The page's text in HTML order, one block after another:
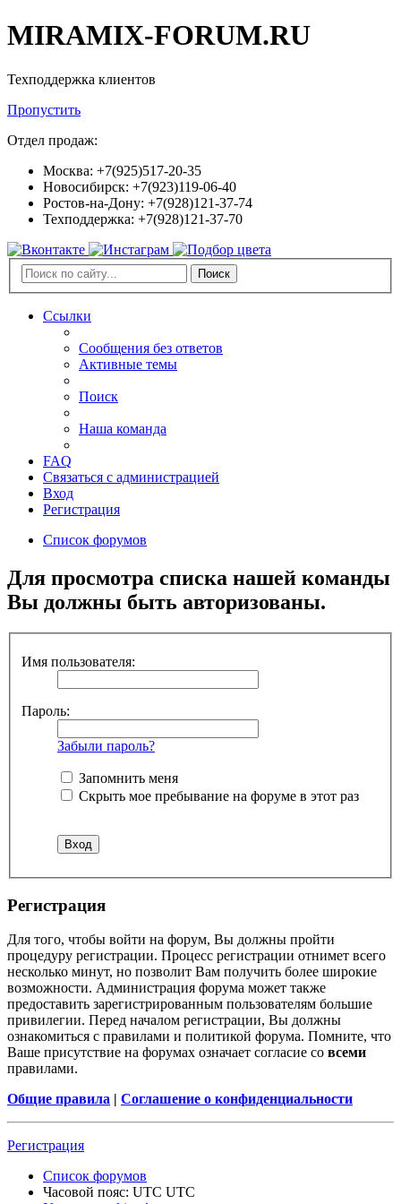
MIRAMIX-FORUM.RU
Техподдержка клиентов
Пропустить
Отдел продаж:
Москва: +7(925)517-20-35
Новосибирск: +7(923)119-06-40
Ростов-на-Дону: +7(928)121-37-74
Техподдержка: +7(928)121-37-70
Поиск
Ссылки
Сообщения без ответов
Активные темы
Поиск
Наша команда
FAQ
Связаться с администрацией
Вход
Регистрация
Список форумов
Для просмотра списка нашей команды
Вы должны быть авторизованы.
Имя пользователя:
Пароль:
Забыли пароль?
Запомнить меня
Скрыть мое пребывание на форуме в этот раз
Регистрация
Для того, чтобы войти на форум, Вы должны пройти
процедуру регистрации. Процесс регистрации отнимет всего
несколько минут, но позволит Вам получить более широкие
возможности. Администрация форума может также
предоставить зарегистрированным пользователям большие
привилегии. Перед началом регистрации, Вы должны
ознакомиться с правилами и политикой форума. Помните, что
Ваше присутствие на форумах означает согласие со всеми
правилами.
Общие правила | Соглашение о конфиденциальности
Регистрация
Список форумов
Часовой пояс: UTC UTC